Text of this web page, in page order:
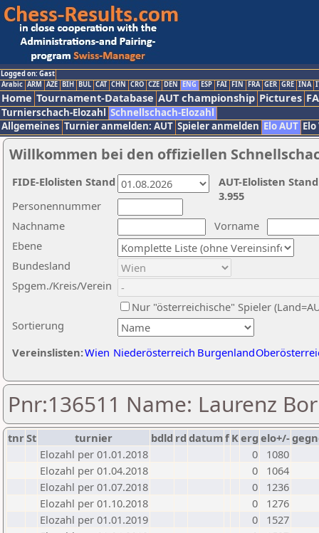
Logged on: Gast
Arabic ARM AZE BIH BUL CAT CHN CRO CZE DEN ENG ESP FAI FIN FRA GER GRE INA
Home Tournament-Database AUT championship Pictures
Turnierschach-Elozahl Schnellschach-Elozahl
Allgemeines Turnier anmelden: AUT Spieler anmelden Elo AUT
Willkommen bei den offiziellen
Nachname
Vorname
Ebene
Sortierung
Personennummer
Bundesland
Spgem./Kreis/Verein
Nur "österreichische" Spieler
Vereinslisten:Wien Niederösterreich Burgenland
AUT-Elolisten
3.955
FIDE-Elolisten Stand
Pnr:136511 Name: Laurenz
tnrSt turnier bdld rd datumf Kerg elo+/-
Elozahl per 01.01.2018
0
1080
Elozahl per 01.04.2018
0
1064
Elozahl per 01.07.2018
0
1236
Elozahl per 01.10.2018
0
1276
Elozahl per 01.01.2019
0
1527